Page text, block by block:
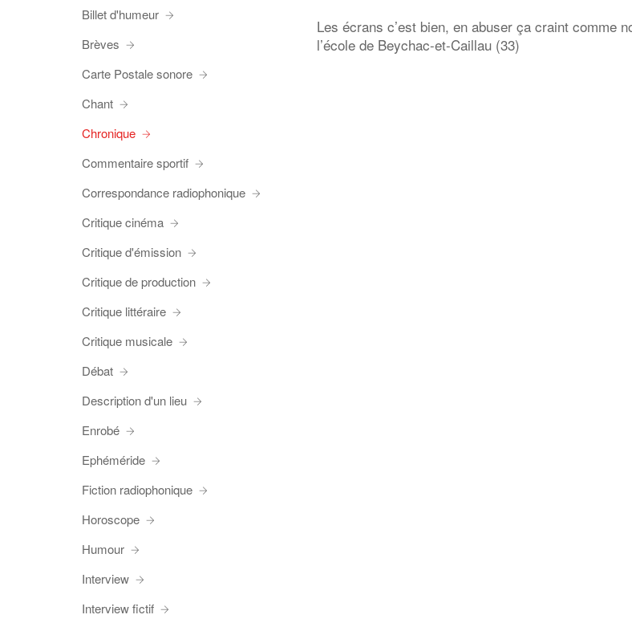
Les écrans c’est bien, en abuser ça craint comme
l’école de Beychac-et-Caillau (33)
Billet d'humeur
Brèves
Carte Postale sonore
Chant
Chronique
Commentaire sportif
Correspondance radiophonique
Critique cinéma
Critique d'émission
Critique de production
Critique littéraire
Critique musicale
Débat
Description d'un lieu
Enrobé
Ephéméride
Fiction radiophonique
Horoscope
Humour
Interview
Interview fictif